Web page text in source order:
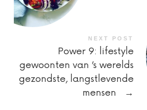
NEXT POST
Power 9: lifestyle
gewoonten van ’s werelds
gezondste, langstlevende
mensen
→